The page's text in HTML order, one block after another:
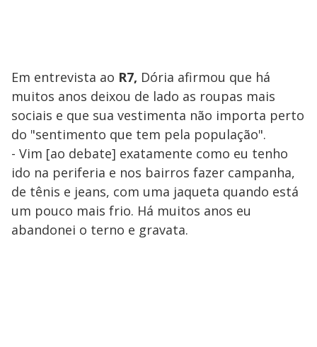
Em entrevista ao R7, Dória afirmou que há
muitos anos deixou de lado as roupas mais
sociais e que sua vestimenta não importa perto
do "sentimento que tem pela população".
- Vim [ao debate] exatamente como eu tenho
ido na periferia e nos bairros fazer campanha,
de tênis e jeans, com uma jaqueta quando está
um pouco mais frio. Há muitos anos eu
abandonei o terno e gravata.